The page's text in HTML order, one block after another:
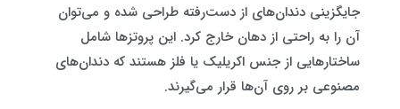
جایگزینی دندان‌های از دست‌رفته طراحی شده و می‌توان
آن را به راحتی از دهان خارج کرد. این پروتزها شامل
ساختارهایی از جنس اکریلیک یا فلز هستند که دندان‌های
مصنوعی بر روی آن‌ها قرار می‌گیرند.